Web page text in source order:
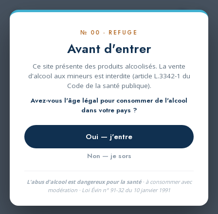
Votre Panier
Retour à la boutique
№ 00 · REFUGE
Avant d'entrer
Ce site présente des produits alcoolisés. La vente
d'alcool aux mineurs est interdite (article L.3342-1 du
Code de la santé publique).
Avez-vous l'âge légal pour consommer de l'alcool
dans votre pays ?
Oui — j'entre
Non — je sors
L'abus d'alcool est dangereux pour la santé· à consommer avec
modération · Loi Évin n° 91-32 du 10 janvier 1991